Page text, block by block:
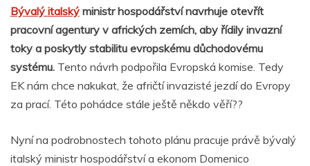
Bývalý italský ministr hospodářství navrhuje otevřít
pracovní agentury v afrických zemích, aby řídily invazní
toky a poskytly stabilitu evropskému důchodovému
systému. Tento návrh podpořila Evropská komise. Tedy
EK nám chce nakukat, že afričtí invazisté jezdí do Evropy
za prací. Této pohádce stále ještě někdo věří??
Nyní na podrobnostech tohoto plánu pracuje právě bývalý
italský ministr hospodářství a ekonom Domenico